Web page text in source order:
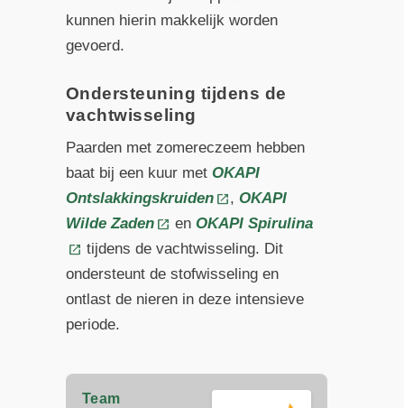
kunnen hierin makkelijk worden
gevoerd.
Ondersteuning tijdens de
vachtwisseling
Paarden met zomereczeem hebben
baat bij een kuur met OKAPI
Ontslakkingskruiden
,OKAPI
Wilde Zaden
enOKAPI Spirulina
tijdens de vachtwisseling. Dit
ondersteunt de stofwisseling en
ontlast de nieren in deze intensieve
periode.
Team